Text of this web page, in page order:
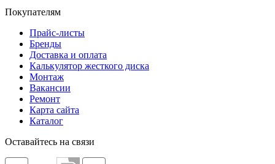
Покупателям
Прайс-листы
Бренды
Доставка и оплата
Калькулятор жесткого диска
Монтаж
Вакансии
Ремонт
Карта сайта
Каталог
Оставайтесь на связи